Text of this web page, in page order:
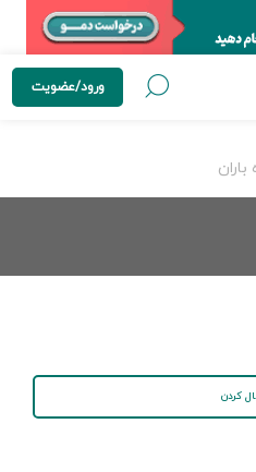
ورود/عضویت
کردن